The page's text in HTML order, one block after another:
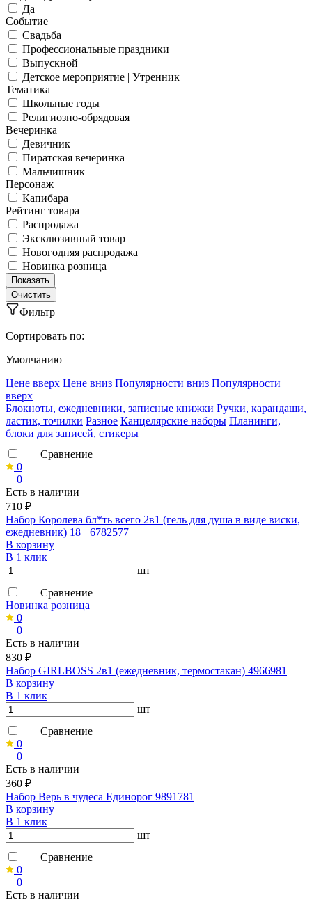
Да
Событие
Свадьба
Профессиональные праздники
Выпускной
Детское мероприятие | Утренник
Тематика
Школьные годы
Религиозно-обрядовая
Вечеринка
Девичник
Пиратская вечеринка
Мальчишник
Персонаж
Капибара
Рейтинг товара
Распродажа
Эксклюзивный товар
Новогодняя распродажа
Новинка розница
Фильтр
Сортировать по:
Умолчанию
Ценe вверх Ценe вниз Популярности вниз Популярности
вверх
Блокноты, ежедневники, записные книжки Ручки, карандаши,
ластик, точилки Разное Канцелярские наборы Планинги,
блоки для записей, стикеры
Сравнение
0
0
Есть в наличии
710 ₽
Набор Королева бл*ть всего 2в1 (гель для душа в виде виски,
ежедневник) 18+ 6782577
В корзину
В 1 клик
шт
Сравнение
Новинка розница
0
0
Есть в наличии
830 ₽
Набор GIRLBOSS 2в1 (ежедневник, термостакан) 4966981
В корзину
В 1 клик
шт
Сравнение
0
0
Есть в наличии
360 ₽
Набор Верь в чудеса Единорог 9891781
В корзину
В 1 клик
шт
Сравнение
0
0
Есть в наличии